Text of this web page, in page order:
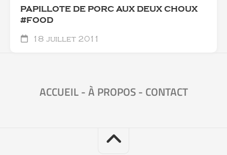
PAPILLOTE DE PORC AUX DEUX CHOUX
#FOOD
18 juillet 2011
ACCUEIL-À PROPOS- CONTACT